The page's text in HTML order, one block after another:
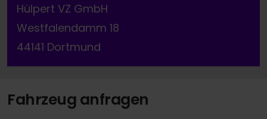
Hülpert VZ GmbH
Westfalendamm 18
44141 Dortmund
Fahrzeug anfragen